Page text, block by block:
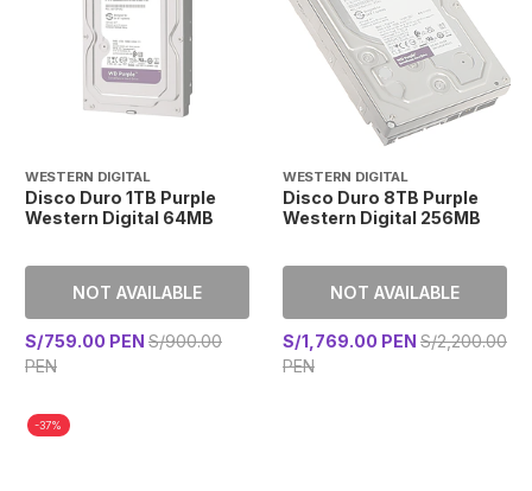
WESTERN DIGITAL
Disco Duro 1TB Purple
Western Digital 64MB
NOT AVAILABLE
S/759.00 PEN S/900.00
PEN
WESTERN DIGITAL
Disco Duro 8TB Purple
Western Digital 256MB
NOT AVAILABLE
S/1,769.00 PEN S/2,200.00
PEN
-37%